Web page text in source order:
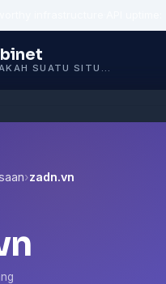
infrastructure
PERIKSA APAKAH SUATU SITUS AMAN
›zadn.vn